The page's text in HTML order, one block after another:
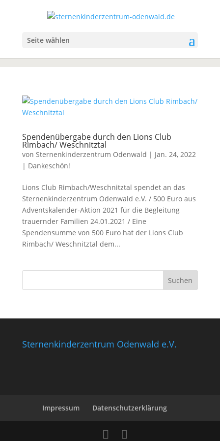
Seite wählen
Spendenübergabe durch den Lions Club
Rimbach/ Weschnitztal
von Sternenkinderzentrum Odenwald | Jan. 24, 2022
| Dankeschön!
Lions Club Rimbach/Weschnitztal spendet an das
Sternenkinderzentrum Odenwald e.V. / 500 Euro aus
Adventskalender-Aktion 2021 für die Begleitung
trauernder Familien 24.01.2021 / Eine
Spendensumme von 500 Euro hat der Lions Club
Rimbach/ Weschnitztal dem...
Sternenkinderzentrum Odenwald e.V.
Impressum Datenschutzerklärung